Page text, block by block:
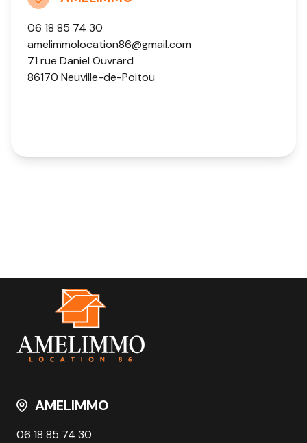
06 18 85 74 30
amelimmolocation86@gmail.com
71 rue Daniel Ouvrard
86170 Neuville-de-Poitou
AMELIMMO
06 18 85 74 30